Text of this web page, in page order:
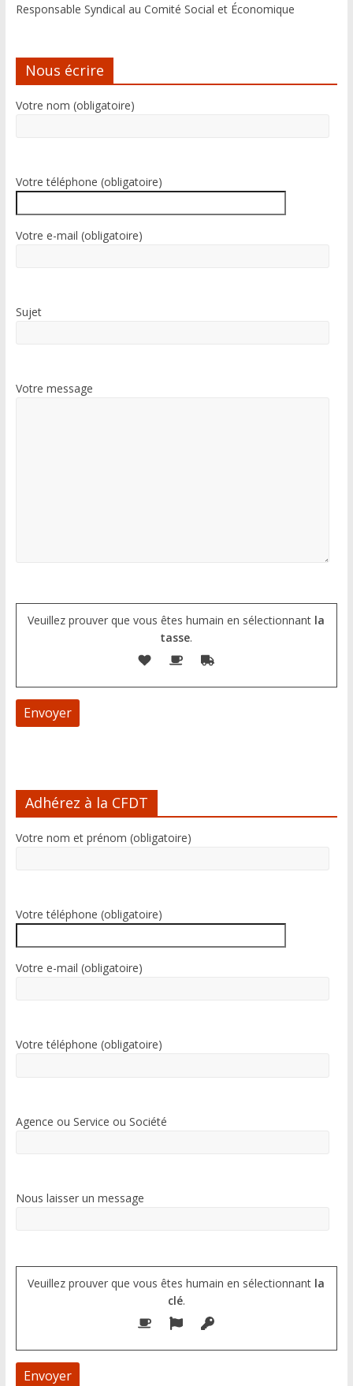
Responsable Syndical au Comité Social et Économique
Nous écrire
Votre nom (obligatoire)
Votre téléphone (obligatoire)
Votre e-mail (obligatoire)
Sujet
Votre message
Veuillez prouver que vous êtes humain en sélectionnant la
tasse.
l
r
i
v
e
:
Adhérez à la CFDT
Votre nom et prénom (obligatoire)
Votre téléphone (obligatoire)
Votre e-mail (obligatoire)
Votre téléphone (obligatoire)
Agence ou Service ou Société
Nous laisser un message
Veuillez prouver que vous êtes humain en sélectionnant la
clé.